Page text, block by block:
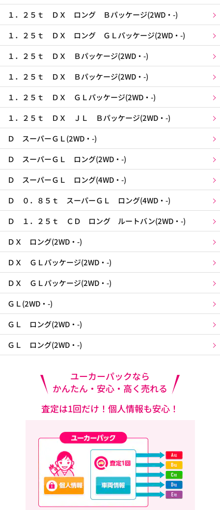
１．２５ｔ ＤＸ ロング Ｂパッケージ(2WD・-)
１．２５ｔ ＤＸ ロング ＧＬパッケージ(2WD・-)
１．２５ｔ ＤＸ Ｂパッケージ(2WD・-)
１．２５ｔ ＤＸ Ｂパッケージ(2WD・-)
１．２５ｔ ＤＸ ＧＬパッケージ(2WD・-)
１．２５ｔ ＤＸ ＪＬ Ｂパッケージ(2WD・-)
Ｄ スーパーＧＬ(2WD・-)
Ｄ スーパーＧＬ ロング(2WD・-)
Ｄ スーパーＧＬ ロング(4WD・-)
Ｄ ０．８５ｔ スーパーＧＬ ロング(4WD・-)
Ｄ １．２５ｔ ＣＤ ロング ルートバン(2WD・-)
ＤＸ ロング(2WD・-)
ＤＸ ＧＬパッケージ(2WD・-)
ＤＸ ＧＬパッケージ(2WD・-)
ＧＬ(2WD・-)
ＧＬ ロング(2WD・-)
ＧＬ ロング(2WD・-)
ユーカーパックなら
かんたん・安心・高く売れる
査定は1回だけ！個人情報も安心！